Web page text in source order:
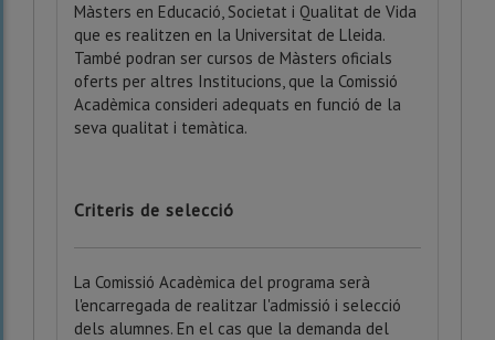
Màsters en Educació, Societat i Qualitat de Vida
que es realitzen en la Universitat de Lleida.
També podran ser cursos de Màsters oficials
oferts per altres Institucions, que la Comissió
Acadèmica consideri adequats en funció de la
seva qualitat i temàtica.
Criteris de selecció
La Comissió Acadèmica del programa serà
l'encarregada de realitzar l'admissió i selecció
dels alumnes. En el cas que la demanda del